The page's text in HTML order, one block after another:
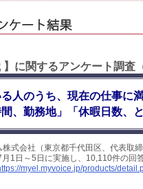
】に関するアンケート調査
人のうち、現在の仕事に
間、勤務地」「休暇日数、
株式会社（東京都千代田区、代表取
1日～5日に実施し、10,110件の回
myel.myvoice.jp/products/